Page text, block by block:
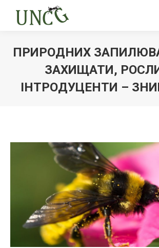
ПРИРОДНИХ
ЗАХИЩАТИ,
ІНТРОДУЦЕНТИ –